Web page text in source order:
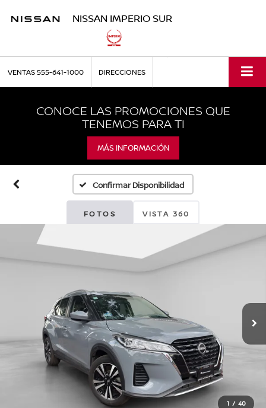
NISSAN IMPERIO SUR
VENTAS555-641-1000 DIRECCIONES
CONOCE LAS PROMOCIONES QUE
TENEMOS PARA TI
MÁS INFORMACIÓN
Confirmar Disponibilidad
FOTOS VISTA 360
1 / 40